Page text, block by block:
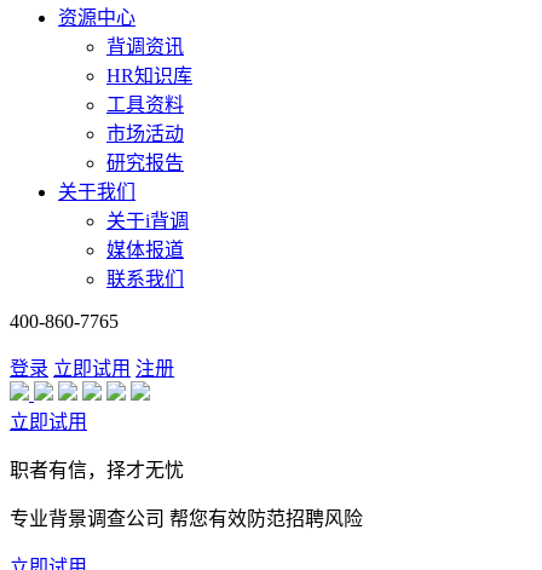
资源中心
背调资讯
HR知识库
工具资料
市场活动
研究报告
关于我们
关于i背调
媒体报道
联系我们
400-860-7765
登录 立即试用 注册
立即试用
职者有信，择才无忧
专业背景调查公司 帮您有效防范招聘风险